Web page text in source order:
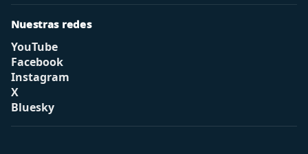
Nuestras redes
YouTube
Facebook
Instagram
X
Bluesky